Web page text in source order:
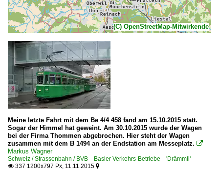
(C) OpenStreetMap-Mitwirkende
Meine letzte Fahrt mit dem Be 4/4 458 fand am 15.10.2015 statt.
Sogar der Himmel hat geweint. Am 30.10.2015 wurde der Wagen
bei der Firma Thommen abgebrochen. Hier steht der Wagen
zusammen mit dem B 1494 an der Endstation am Messeplatz. 
Markus Wagner
Schweiz / Strassenbahn / BVB Basler Verkehrs-Betriebe 'Drämmli'
 337 1200x797 Px, 11.11.2015 